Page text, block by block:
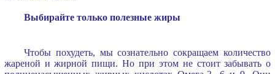
Выбирайте только полезные жиры
Чтобы похудеть, мы сознательно сокращаем количество
жареной и жирной пищи. Но при этом не стоит забывать о